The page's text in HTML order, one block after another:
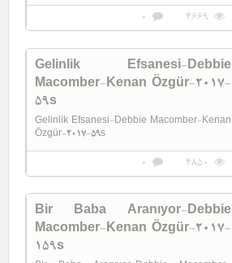
4669
0
Gelinlik Efsanesi-Debbie
Macomber-Kenan Özgür-2017-
59s
Gelinlik Efsanesi-Debbie Macomber-Kenan
Özgür-2017-59s
4850
0
Bir Baba Aranıyor-Debbie
Macomber-Kenan Özgür-2017-
159s